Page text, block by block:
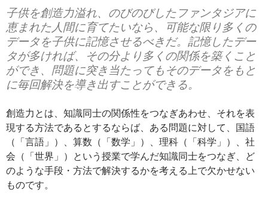
子供を創造力溢れ、のびのびしたファンタジアに
恵まれた人間に育てたいなら、可能な限り多くの
データを子供に記憶させるべきだ。記憶したデー
タが多ければ、その分より多くの関係を築くこと
ができ、問題に突き当たってもそのデータをもと
に毎回解決を導き出すことができる。
創造力とは、知識同士の関係性をつなぎあわせ、それを表
現する方法であるとするならば、ある問題に対して、国語
（「言語」）、算数（「数学」）、理科（「科学」）、社
会（「世界」）という授業で学んだ知識同士をつなぎ、ど
のような手段・方法で解決するかを考える上で欠かせない
ものです。